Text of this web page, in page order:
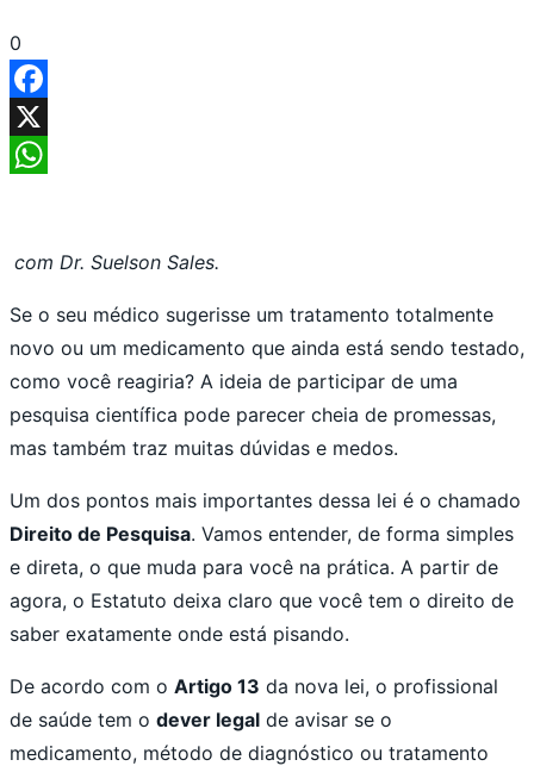
0
Facebook
X
com Dr. Suelson Sales.
Se o seu médico sugerisse um tratamento totalmente
novo ou um medicamento que ainda está sendo testado,
como você reagiria? A ideia de participar de uma
pesquisa científica pode parecer cheia de promessas,
mas também traz muitas dúvidas e medos.
Um dos pontos mais importantes dessa lei é o chamado
Direito de Pesquisa. Vamos entender, de forma simples
e direta, o que muda para você na prática. A partir de
agora, o Estatuto deixa claro que você tem o direito de
saber exatamente onde está pisando.
De acordo com o Artigo 13 da nova lei, o profissional
de saúde tem o dever legal de avisar se o
medicamento, método de diagnóstico ou tratamento